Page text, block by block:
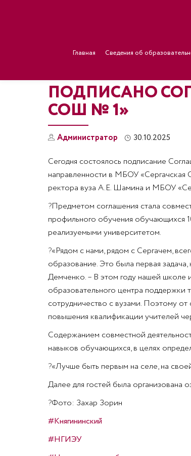
Главная Сведения об
ПОДПИСАНО
СОШ № 1»
Администратор 30.10.2025
Сегодня состоялось подписание
направленности в МБОУ
ректора вуза А.Е. Шамина и МБОУ
?Предметом соглашения стала
профильного обучения обучающихся
реализуемыми университетом.
?«Рядом с нами, рядом с Сергачем,
образование. Это была первая
Демченко. – В этом году нашей школе
образовательного центра поддержки
сотрудничество с вузами. Поэтому
повышения квалификации учителей
Содержанием совместной
навыков обучающихся, в целях
?«Лучше быть первым на селе, на
Далее для гостей была организована
?Фото: Захар Зорин
#Княгининский
#НГИЭУ